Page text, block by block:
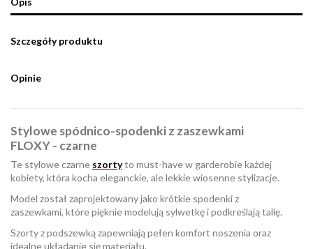
Szczegóły produktu
Opinie
Stylowe spódnico-spodenki z zaszewkami
FLOXY - czarne
Te stylowe czarne szortyto must-have w garderobie każdej
kobiety, która kocha eleganckie, ale lekkie wiosenne stylizacje.
Model został zaprojektowany jako krótkie spodenki z
zaszewkami, które pięknie modelują sylwetkę i podkreślają talię.
Szorty z podszewką zapewniają pełen komfort noszenia oraz
idealne układanie się materiału.